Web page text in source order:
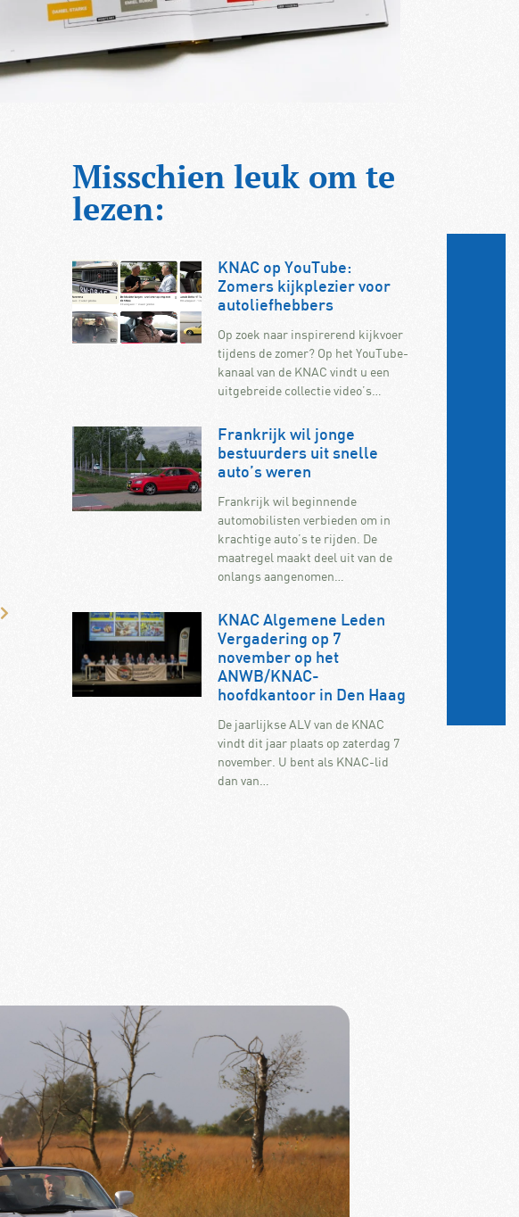
Misschien leuk om te
lezen:
KNAC op YouTube:
Zomers kijkplezier voor
autoliefhebbers
Op zoek naar inspirerend kijkvoer
tijdens de zomer? Op het YouTube-
kanaal van de KNAC vindt u een
uitgebreide collectie video’s…
Frankrijk wil jonge
bestuurders uit snelle
auto’s weren
Frankrijk wil beginnende
automobilisten verbieden om in
krachtige auto’s te rijden. De
maatregel maakt deel uit van de
onlangs aangenomen…
KNAC Algemene Leden
Vergadering op 7
november op het
ANWB/KNAC-
hoofdkantoor in Den Haag
De jaarlijkse ALV van de KNAC
vindt dit jaar plaats op zaterdag 7
november. U bent als KNAC-lid
dan van…